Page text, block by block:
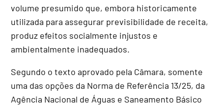
volume presumido que, embora historicamente
utilizada para assegurar previsibilidade de receita,
produz efeitos socialmente injustos e
ambientalmente inadequados.
Segundo o texto aprovado pela Câmara, somente
uma das opções da Norma de Referência 13/25, da
Agência Nacional de Águas e Saneamento Básico